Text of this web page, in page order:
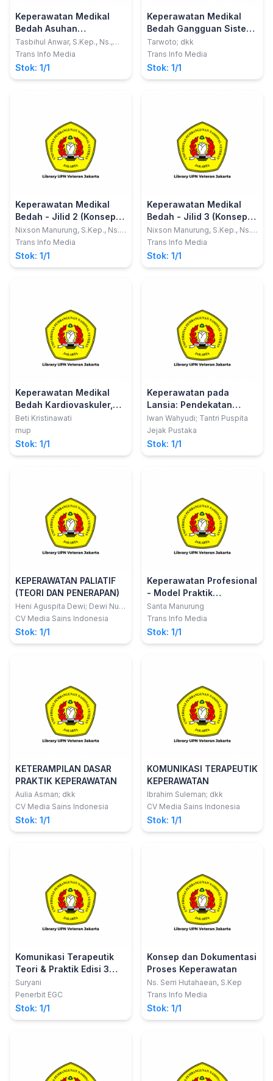
Keperawatan Medikal
Bedah Asuhan
Keperawatan Gangguan
Sistem Pencernaan 1
Tasbihul Anwar, S.Kep., Ns.,
M.Kep
Trans Info Media
Stok: 1/1
Keperawatan Medikal
Bedah Gangguan Sistem
Endokrin
Tarwoto; dkk
Trans Info Media
Stok: 1/1
Keperawatan Medikal
Bedah - Jilid 2 (Konsep
Mind Mapping dan
NANDA NIC NOC) Solusi
Cerdas Lulus UKOM
Bidang Keperawatan
Nixson Manurung, S.Kep., Ns.,
S.Kom., M.Kep.
Trans Info Media
Stok: 1/1
Keperawatan Medikal
Bedah - Jilid 3 (Konsep
Mind Mapping dan
NANDA NIC NOC) Solusi
Cerdas Lulus UKOM
Bidang Keperawatan
Nixson Manurung, S.Kep., Ns.,
S.Kom., M.Kep
Trans Info Media
Stok: 1/1
Keperawatan Medikal
Bedah Kardiovaskuler,
Pernafasan, Perioperatif
dan Hematologi
(Pendekatan Asuhan
Keperawatan Holistik)
Beti Kristinawati
mup
Stok: 1/1
Keperawatan pada
Lansia: Pendekatan
Holistik dan Profesional
Iwan Wahyudi; Tantri Puspita
Jejak Pustaka
Stok: 1/1
KEPERAWATAN PALIATIF
(TEORI DAN PENERAPAN)
Heni Aguspita Dewi; Dewi Nur
Sukma Purqoti; dkk
CV Media Sains Indonesia
Stok: 1/1
Keperawatan Profesional
- Model Praktik
Keperawatan Profesional
(MPKP), Komunikasi
Efektif, Komunikasi
Terapeutik, Dokumentasi
Santa Manurung
Trans Info Media
Stok: 1/1
KETERAMPILAN DASAR
PRAKTIK KEPERAWATAN
Aulia Asman; dkk
CV Media Sains Indonesia
Stok: 1/1
KOMUNIKASI TERAPEUTIK
KEPERAWATAN
Ibrahim Suleman; dkk
CV Media Sains Indonesia
Stok: 1/1
Komunikasi Terapeutik
Teori & Praktik Edisi 3
(Ebook)
Suryani
Penerbit EGC
Stok: 1/1
Konsep dan Dokumentasi
Proses Keperawatan
Ns. Serri Hutahaean, S.Kep
Trans Info Media
Stok: 1/1